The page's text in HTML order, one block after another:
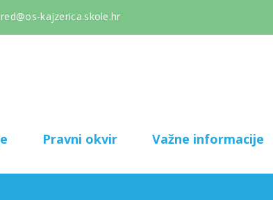
kajzerica.skole.hr
Pravni okvir Važne informacije